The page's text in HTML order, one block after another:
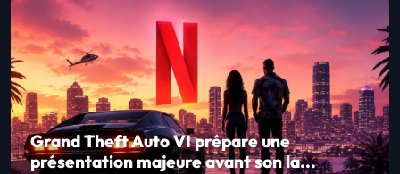
Grand Theft Auto VI prépare une
présentation majeure avant son la...